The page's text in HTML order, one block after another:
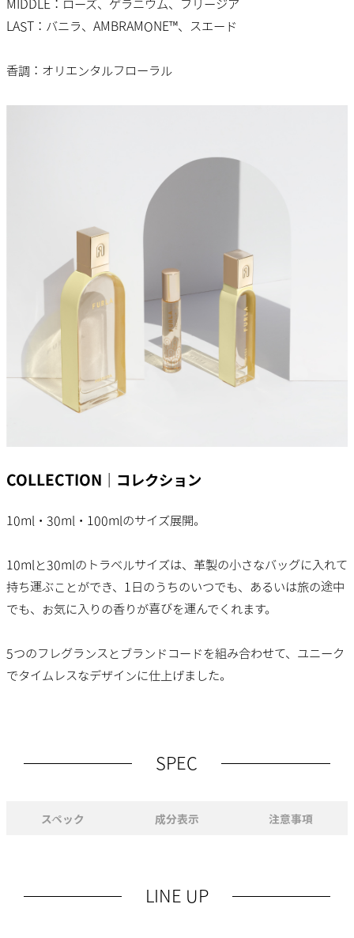
MIDDLE：ローズ、ゲラニウム、フリージア
LAST：バニラ、AMBRAMONE™、スエード
香調：オリエンタルフローラル
COLLECTION｜コレクション
10ml・30ml・100mlのサイズ展開。
10mlと30mlのトラベルサイズは、革製の小さなバッグに入れて
持ち運ぶことができ、1日のうちのいつでも、あるいは旅の途中
でも、お気に入りの香りが喜びを運んでくれます。
5つのフレグランスとブランドコードを組み合わせて、ユニーク
でタイムレスなデザインに仕上げました。
SPEC
スペック 成分表示 注意事項
LINE UP